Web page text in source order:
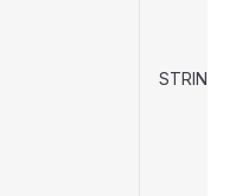
STRING